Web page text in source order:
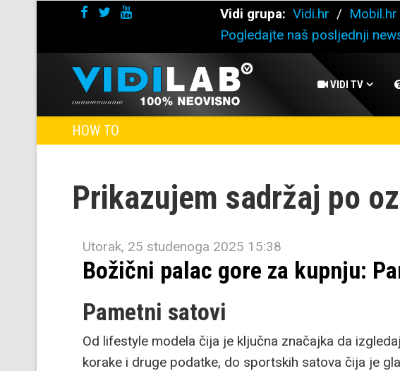
Vidi grupa: Vidi.hr / Mobil.hr
Pogledajte naš posljednji
VIDI TV
HOW TO
Prikazujem sadržaj po
Utorak, 25 studenoga 2025 15:38
Božični palac gore za kupnju:
Pametni satovi
Od lifestyle modela čija je ključna značajka da
korake i druge podatke, do sportskih satova čija je